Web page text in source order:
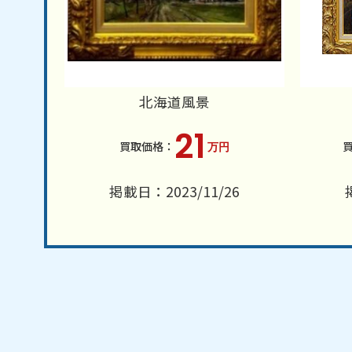
北海道風景
21 万円
掲載日：2023/11/26